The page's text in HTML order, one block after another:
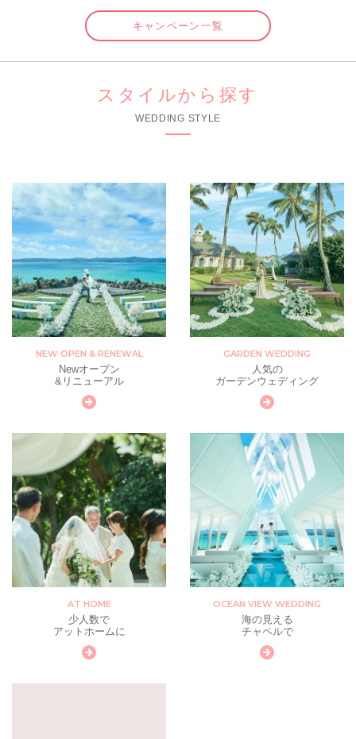
キャンペーン一覧
スタイルから探す
WEDDING STYLE
NEW OPEN & RENEWAL
Newオープン
&リニューアル
GARDEN WEDDING
人気の
ガーデンウェディング
AT HOME
少人数で
アットホームに
OCEAN VIEW WEDDING
海の見える
チャペルで